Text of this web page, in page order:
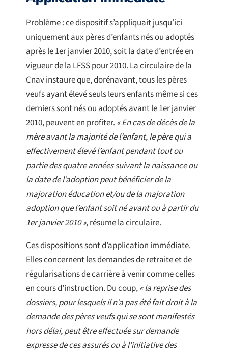
Problème : ce dispositif s’appliquait jusqu’ici
uniquement aux pères d’enfants nés ou adoptés
après le 1er janvier 2010, soit la date d’entrée en
vigueur de la LFSS pour 2010. La circulaire de la
Cnav instaure que, dorénavant, tous les pères
veufs ayant élevé seuls leurs enfants même si ces
derniers sont nés ou adoptés avant le 1er janvier
2010, peuvent en profiter. « En cas de décès de la
mère avant la majorité de l’enfant, le père qui a
effectivement élevé l’enfant pendant tout ou
partie des quatre années suivant la naissance ou
la date de l’adoption peut bénéficier de la
majoration éducation et/ou de la majoration
adoption que l’enfant soit né avant ou à partir du
1er janvier 2010 », résume la circulaire.
Ces dispositions sont d’application immédiate.
Elles concernent les demandes de retraite et de
régularisations de carrière à venir comme celles
en cours d’instruction. Du coup,« la reprise des
dossiers, pour lesquels il n’a pas été fait droit à la
demande des pères veufs qui se sont manifestés
hors délai, peut être effectuée sur demande
expresse de ces assurés ou à l’initiative des